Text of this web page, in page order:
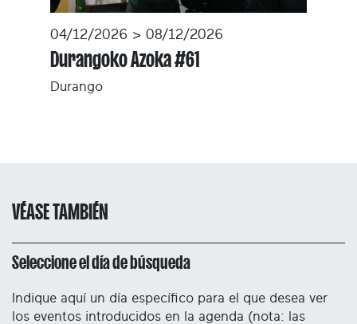
04/12/2026 > 08/12/2026
Durangoko Azoka #61
Durango
VÉASE TAMBIÉN
Seleccione el día de búsqueda
Indique aquí un día específico para el que desea ver
los eventos introducidos en la agenda (nota: las